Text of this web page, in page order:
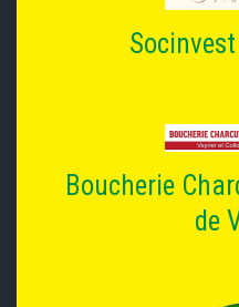
Boucherie
de